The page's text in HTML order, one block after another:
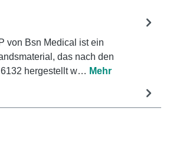
von Bsn Medical ist ein
das nach den
hergestellt w… Mehr